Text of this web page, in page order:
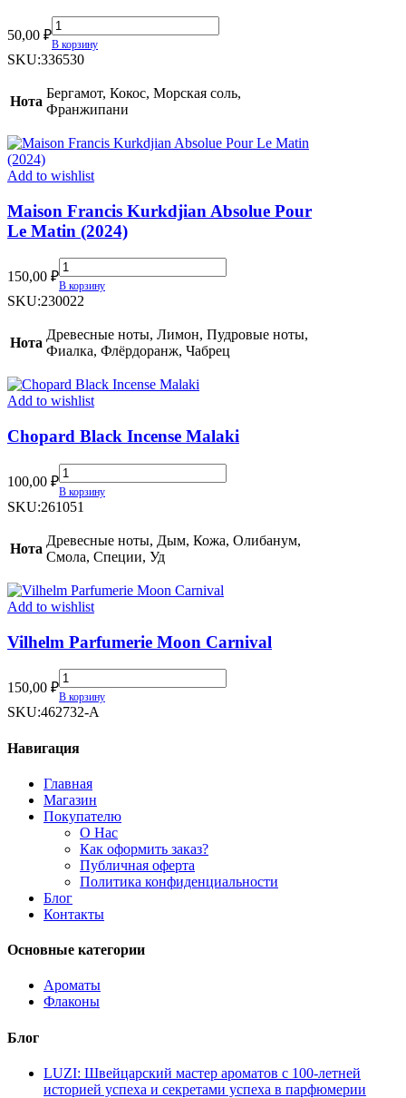
50,00 ₽
Bath
&
Body
At
The
Beach
quantity
В корзину
SKU:336530
Нота
Бергамот, Кокос, Морская соль,
Франжипани
Add to wishlist
Maison Francis Kurkdjian Absolue Pour
Le Matin (2024)
150,00 ₽
Maison
Francis
Kurkdjian
Pour
Le
(2024)
quantity
В корзину
SKU:230022
Нота
Древесные ноты, Лимон, Пудровые ноты,
Фиалка, Флёрдоранж, Чабрец
Add to wishlist
Chopard Black Incense Malaki
100,00 ₽
Chopard
Black
Incense
quantity
В корзину
SKU:261051
Нота
Древесные ноты, Дым, Кожа, Олибанум,
Смола, Специи, Уд
Add to wishlist
Vilhelm Parfumerie Moon Carnival
150,00 ₽
Vilhelm
Parfumerie
Moon
В корзину
SKU:462732-A
Навигация
Главная
Магазин
Покупателю
О Нас
Как оформить заказ?
Публичная оферта
Политика конфиденциальности
Блог
Контакты
Основные категории
Ароматы
Флаконы
Блог
LUZI: Швейцарский мастер ароматов с 100-летней
историей успеха и секретами успеха в парфюмерии